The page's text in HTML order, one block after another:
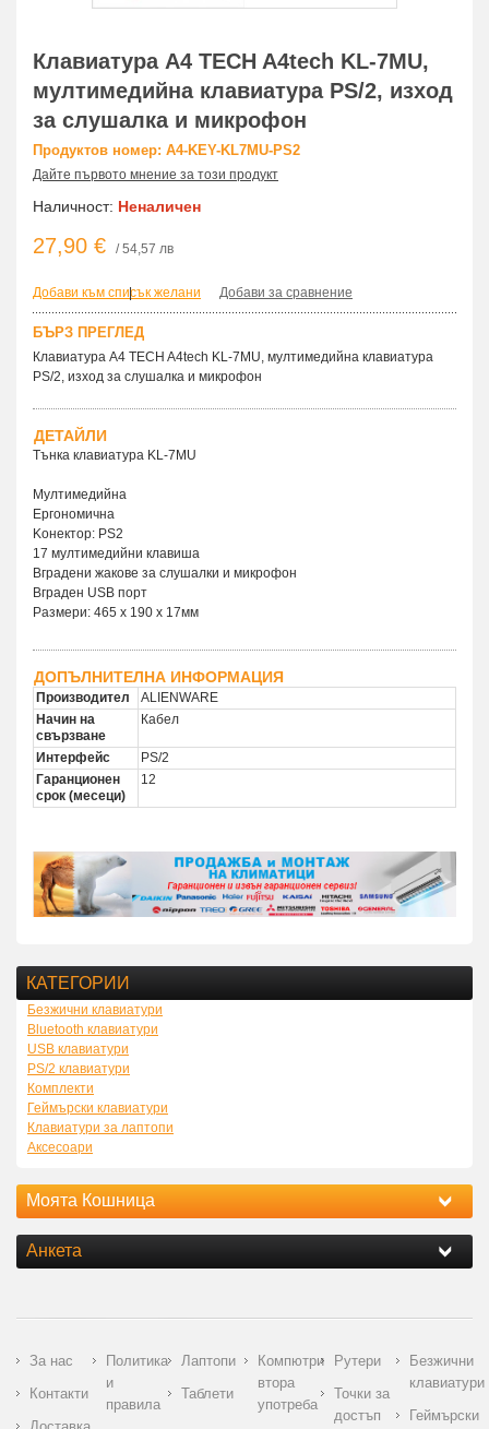
Клавиатура A4 TECH A4tech KL-7MU,
мултимедийна клавиатура PS/2, изход
за слушалка и микрофон
Продуктов номер: A4-KEY-KL7MU-PS2
Дайте първото мнение за този продукт
Наличност: Неналичен
27,90 € / 54,57 лв
Добави към списък желани
| Добави за сравнение
БЪРЗ ПРЕГЛЕД
Клавиатура A4 TECH A4tech KL-7MU, мултимедийна клавиатура
PS/2, изход за слушалка и микрофон
ДЕТАЙЛИ
Тънка клавиатура KL-7MU
Мултимедийна
Ергономична
Kонектор: PS2
17 мултимедийни клавиша
Вградени жакове за слушалки и микрофон
Вграден USB порт
Размери: 465 x 190 x 17мм
ДОПЪЛНИТЕЛНА ИНФОРМАЦИЯ
Производител
ALIENWARE
Начин на
свързване
Кабел
Интерфейс
PS/2
Гаранционен
срок (месеци)
12
КАТЕГОРИИ
Безжични клавиатури
Bluetooth клавиатури
USB клавиатури
PS/2 клавиатури
Комплекти
Геймърски клавиатури
Клавиатури за лаптопи
Аксесоари
Моята Кошница
Анкета
За нас
Контакти
Политика
и
правила
Лаптопи
Таблети
Компютри
втора
употреба
Рутери
Точки за
достъп
Безжични
клавиатури
Геймърски